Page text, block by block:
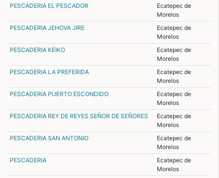
PESCADERIA EL PESCADOR
Ecatepec de
Morelos
PESCADERIA JEHOVA JIRE
Ecatepec de
Morelos
PESCADERIA KEIKO
Ecatepec de
Morelos
PESCADERIA LA PREFERIDA
Ecatepec de
Morelos
PESCADERIA PUERTO ESCONDIDO
Ecatepec de
Morelos
PESCADERIA REY DE REYES SEÑOR DE SEÑORES
Ecatepec de
Morelos
PESCADERIA SAN ANTONIO
Ecatepec de
Morelos
PESCADERIA
Ecatepec de
Morelos